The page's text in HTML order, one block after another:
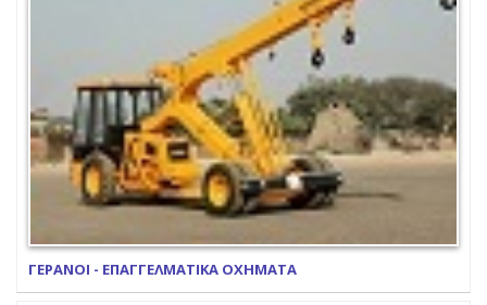
ΓΕΡΑΝΟΙ - ΕΠΑΓΓΕΛΜΑΤΙΚΑ ΟΧΗΜΑΤΑ